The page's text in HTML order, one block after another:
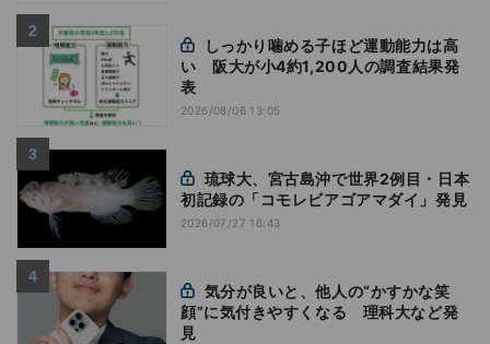
い 阪大が小4約1,200人の調査結果発
表
2026/08/06 13:05
初記録の「コモレビアゴアマダイ」発見
2026/07/27 16:43
顔”に気付きやすくなる 理科大など発
見